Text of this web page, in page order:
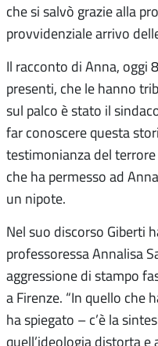
che si salvò grazie alla
provvidenziale arrivo
Il racconto di Anna, oggi
presenti, che le hanno
sul palco è stato il
far conoscere questa
testimonianza del
che ha permesso ad
un nipote.
Nel suo discorso Giberti
professoressa Annalisa
aggressione di stampo
a Firenze. “In quello che
ha spiegato – c’è la
quell’ideologia distorta